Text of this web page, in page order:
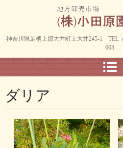
神奈川県足柄上郡大井町上大井245-1 TEL
663
ダリア